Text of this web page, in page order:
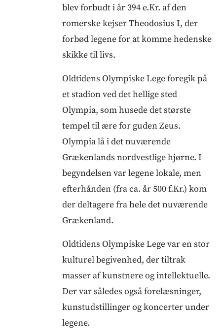
blev forbudt i år 394 e.Kr. af den
romerske kejser Theodosius I, der
forbød legene for at komme hedenske
skikke til livs.
Oldtidens Olympiske Lege foregik på
et stadion ved det hellige sted
Olympia, som husede det største
tempel til ære for guden Zeus.
Olympia lå i det nuværende
Grækenlands nordvestlige hjørne. I
begyndelsen var legene lokale, men
efterhånden (fra ca. år 500 f.Kr.) kom
der deltagere fra hele det nuværende
Grækenland.
Oldtidens Olympiske Lege var en stor
kulturel begivenhed, der tiltrak
masser af kunstnere og intellektuelle.
Der var således også forelæsninger,
kunstudstillinger og koncerter under
legene.